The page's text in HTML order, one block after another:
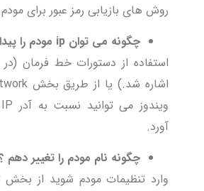
روش های بازیابی رمز عبور برای
چگونه می توان ip مودم را
استفاده از دستورات خط فرمان
آورد.
چگونه نام مودم را تغییر دهم
وارد تنظیمات مودم شوید از بخش